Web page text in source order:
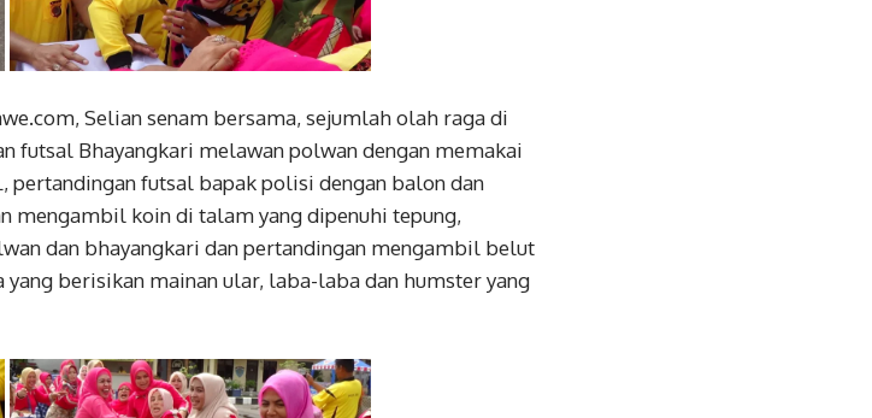
Selian senam bersama, sejumlah olah raga di
futsal Bhayangkari melawan polwan dengan memakai
pertandingan futsal bapak polisi dengan balon dan
mengambil koin di talam yang dipenuhi tepung,
dan bhayangkari dan pertandingan mengambil belut
berisikan mainan ular, laba-laba dan humster yang